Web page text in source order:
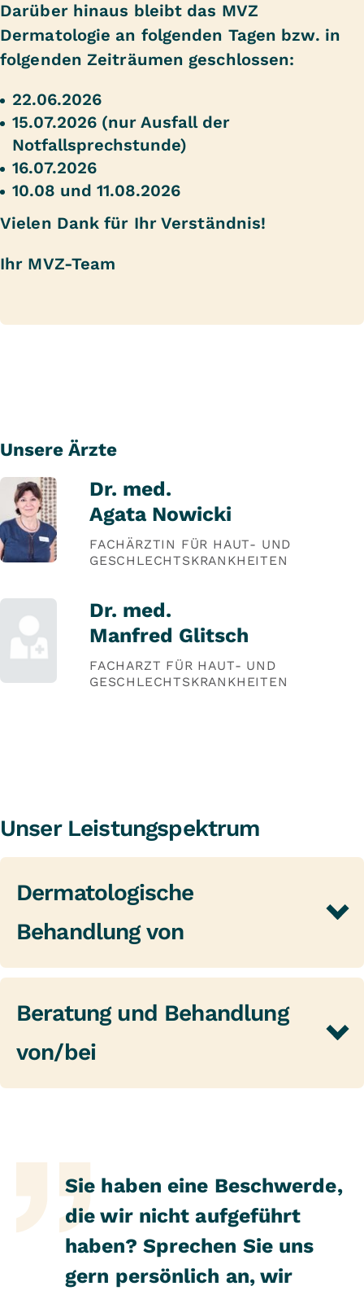
Darüber hinaus bleibt das MVZ
Dermatologie an folgenden Tagen bzw. in
folgenden Zeiträumen geschlossen:
22.06.2026
15.07.2026 (nur Ausfall der
Notfallsprechstunde)
16.07.2026
10.08 und 11.08.2026
Vielen Dank für Ihr Verständnis!
Ihr MVZ-Team
Unsere Ärzte
Dr. med.
Agata Nowicki
FACHÄRZTIN FÜR HAUT- UND
GESCHLECHTSKRANKHEITEN
Dr. med.
Manfred Glitsch
FACHARZT FÜR HAUT- UND
GESCHLECHTSKRANKHEITEN
Unser Leistungspektrum
Dermatologische
Behandlung von
Hautkrebsvorsorgeuntersuchungen
Pricktestungen auf Allergene
Epicutane Allergenanalysen
Hyposensibilisierungsbehandlungen
Beratung und Behandlung
von/bei
Lentigo, aktinischen Keratosen,
dysplastischen Veränderungen (mit
damit verbundenen Entfernungen und
der Nachsorge)
Verruca, Molluscen
Sie haben eine Beschwerde,
die wir nicht aufgeführt
haben? Sprechen Sie uns
gern persönlich an, wir